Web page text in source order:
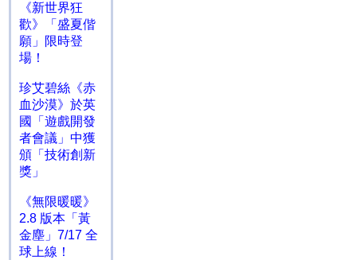
《新世界狂
歡》「盛夏偕
願」限時登
場！
珍艾碧絲《赤
血沙漠》於英
國「遊戲開發
者會議」中獲
頒「技術創新
獎」
《無限暖暖》
2.8 版本「黃
金塵」7/17 全
球上線！